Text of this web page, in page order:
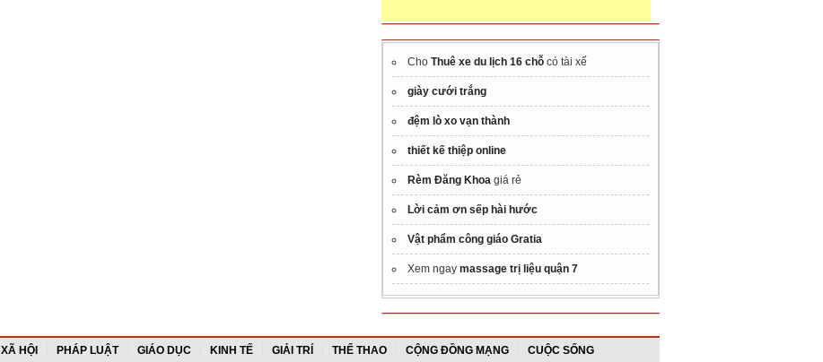
Cho Thuê xe du lịch 16 chỗ có tài xế
giày cưới trắng
đệm lò xo vạn thành
thiết kế thiệp online
Rèm Đăng Khoa giá rẻ
Lời cảm ơn sếp hài hước
Vật phẩm công giáo Gratia
Xem ngay massage trị liệu quận 7
XÃ HỘI PHÁP LUẬT GIÁO DỤC KINH TẾ GIẢI TRÍ THỂ THAO CỘNG ĐỒNG MẠNG CUỘC SỐNG